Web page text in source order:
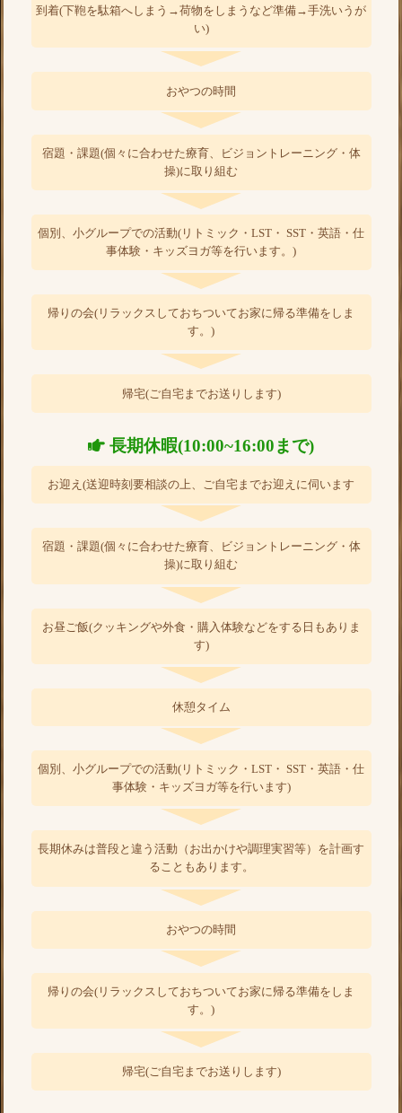
到着(下鞄を駄箱へしまう→荷物をしまうなど準備→手洗いうが
い)
おやつの時間
宿題・課題(個々に合わせた療育、ビジョントレーニング・体
操)に取り組む
個別、小グループでの活動(リトミック・LST・ SST・英語・仕
事体験・キッズヨガ等を行います。)
帰りの会(リラックスしておちついてお家に帰る準備をしま
す。)
帰宅(ご自宅までお送りします)
長期休暇(10:00~16:00まで)
お迎え(送迎時刻要相談の上、ご自宅までお迎えに伺います
宿題・課題(個々に合わせた療育、ビジョントレーニング・体
操)に取り組む
お昼ご飯(クッキングや外食・購入体験などをする日もありま
す)
休憩タイム
個別、小グループでの活動(リトミック・LST・ SST・英語・仕
事体験・キッズヨガ等を行います)
長期休みは普段と違う活動（お出かけや調理実習等）を計画す
ることもあります。
おやつの時間
帰りの会(リラックスしておちついてお家に帰る準備をしま
す。)
帰宅(ご自宅までお送りします)